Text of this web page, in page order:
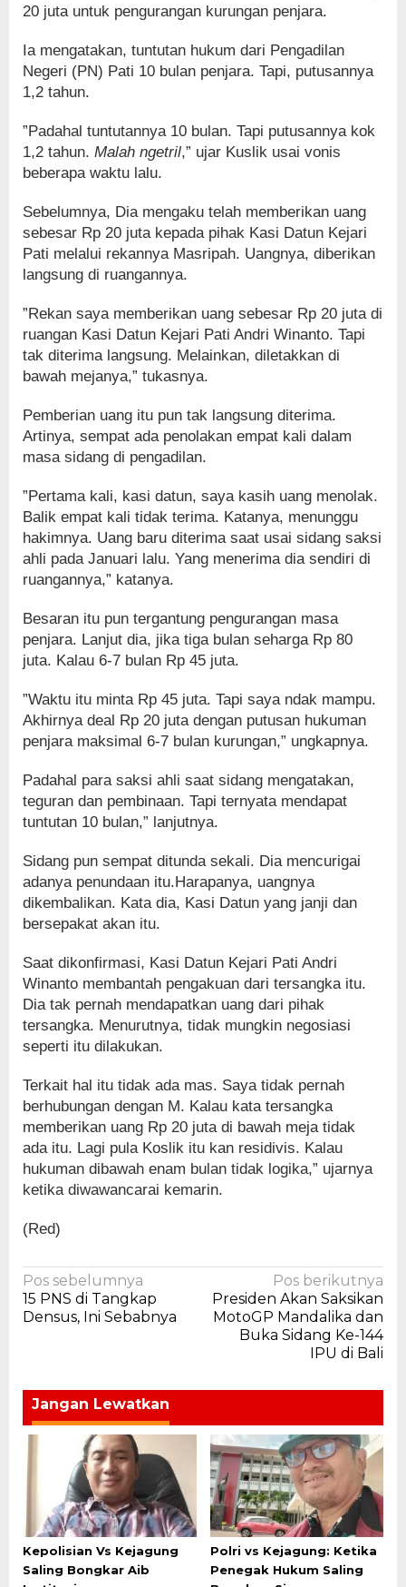
20 juta untuk pengurangan kurungan penjara.
Ia mengatakan, tuntutan hukum dari Pengadilan
Negeri (PN) Pati 10 bulan penjara. Tapi, putusannya
1,2 tahun.
”Padahal tuntutannya 10 bulan. Tapi putusannya kok
1,2 tahun. Malah ngetril,” ujar Kuslik usai vonis
beberapa waktu lalu.
Sebelumnya, Dia mengaku telah memberikan uang
sebesar Rp 20 juta kepada pihak Kasi Datun Kejari
Pati melalui rekannya Masripah. Uangnya, diberikan
langsung di ruangannya.
”Rekan saya memberikan uang sebesar Rp 20 juta di
ruangan Kasi Datun Kejari Pati Andri Winanto. Tapi
tak diterima langsung. Melainkan, diletakkan di
bawah mejanya,” tukasnya.
Pemberian uang itu pun tak langsung diterima.
Artinya, sempat ada penolakan empat kali dalam
masa sidang di pengadilan.
”Pertama kali, kasi datun, saya kasih uang menolak.
Balik empat kali tidak terima. Katanya, menunggu
hakimnya. Uang baru diterima saat usai sidang saksi
ahli pada Januari lalu. Yang menerima dia sendiri di
ruangannya,” katanya.
Besaran itu pun tergantung pengurangan masa
penjara. Lanjut dia, jika tiga bulan seharga Rp 80
juta. Kalau 6-7 bulan Rp 45 juta.
”Waktu itu minta Rp 45 juta. Tapi saya ndak mampu.
Akhirnya deal Rp 20 juta dengan putusan hukuman
penjara maksimal 6-7 bulan kurungan,” ungkapnya.
Padahal para saksi ahli saat sidang mengatakan,
teguran dan pembinaan. Tapi ternyata mendapat
tuntutan 10 bulan,” lanjutnya.
Sidang pun sempat ditunda sekali. Dia mencurigai
adanya penundaan itu.Harapanya, uangnya
dikembalikan. Kata dia, Kasi Datun yang janji dan
bersepakat akan itu.
Saat dikonfirmasi, Kasi Datun Kejari Pati Andri
Winanto membantah pengakuan dari tersangka itu.
Dia tak pernah mendapatkan uang dari pihak
tersangka. Menurutnya, tidak mungkin negosiasi
seperti itu dilakukan.
Terkait hal itu tidak ada mas. Saya tidak pernah
berhubungan dengan M. Kalau kata tersangka
memberikan uang Rp 20 juta di bawah meja tidak
ada itu. Lagi pula Koslik itu kan residivis. Kalau
hukuman dibawah enam bulan tidak logika,” ujarnya
ketika diwawancarai kemarin.
(Red)
Navigasi
pos
Pos sebelumnya
15 PNS di Tangkap
Densus, Ini Sebabnya
Pos berikutnya
Presiden Akan Saksikan
MotoGP Mandalika dan
Buka Sidang Ke-144
IPU di Bali
Jangan Lewatkan
Kepolisian Vs Kejagung
Saling Bongkar Aib
Polri vs Kejagung: Ketika
Penegak Hukum Saling